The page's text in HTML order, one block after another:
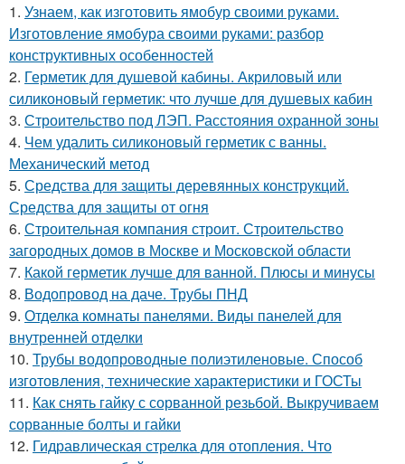
1. Узнаем, как изготовить ямобур своими руками.
Изготовление ямобура своими руками: разбор
конструктивных особенностей
2. Герметик для душевой кабины. Акриловый или
силиконовый герметик: что лучше для душевых кабин
3. Строительство под ЛЭП. Расстояния охранной зоны
4. Чем удалить силиконовый герметик с ванны.
Механический метод
5. Средства для защиты деревянных конструкций.
Средства для защиты от огня
6. Строительная компания строит. Строительство
загородных домов в Москве и Московской области
7. Какой герметик лучше для ванной. Плюсы и минусы
8. Водопровод на даче. Трубы ПНД
9. Отделка комнаты панелями. Виды панелей для
внутренней отделки
10. Трубы водопроводные полиэтиленовые. Способ
изготовления, технические характеристики и ГОСТы
11. Как снять гайку с сорванной резьбой. Выкручиваем
сорванные болты и гайки
12. Гидравлическая стрелка для отопления. Что